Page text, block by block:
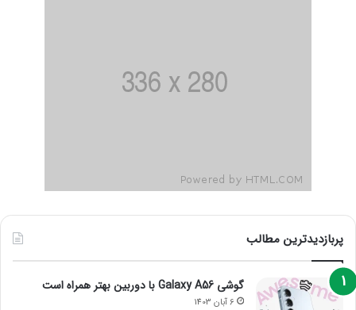
پربازدیدترین مطالب
گوشی Galaxy A56 با دوربین بهتر همراه است
6 آبان 1403